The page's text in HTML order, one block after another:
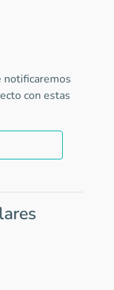
notificaremos
con estas